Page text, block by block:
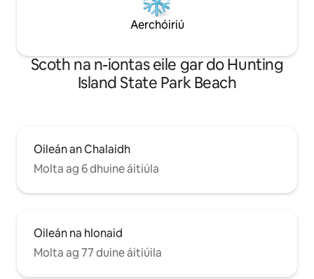
Aerchóiriú
Scoth na n-iontas eile gar do Hunting
Island State Park Beach
Oileán an Chalaidh
Molta ag 6 dhuine áitiúla
Oileán na hIonaid
Molta ag 77 duine áitiúila